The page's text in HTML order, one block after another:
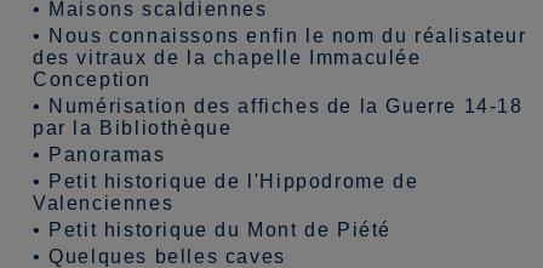
• Maisons scaldiennes
• Nous connaissons enfin le nom du réalisateur
des vitraux de la chapelle Immaculée
Conception
• Numérisation des affiches de la Guerre 14-18
par la Bibliothèque
•
Panoramas
•
Petit historique de l'Hippodrome de
Valenciennes
•
Petit historique du Mont de Piété
•Quelques belles caves